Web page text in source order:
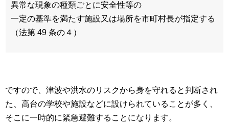
異常な現象の種類ごとに安全性等の
一定の基準を満たす施設又は場所を市町村長が指定する
（法第 49 条の４）
ですので、津波や洪水のリスクから身を守れると判断され
た、高台の学校や施設などに設けられていることが多く、
そこに一時的に緊急避難することになります。